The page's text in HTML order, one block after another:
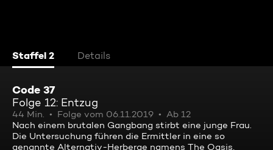
Staffel 2 Details
Code 37
Folge 12: Entzug
44 Min. Folge vom 06.11.2019
Ab 12
Nach einem brutalen Gangbang stirbt eine junge Frau.
Die Untersuchung führen die Ermittler in eine so
genannte Alternativ-Herberge namens The Oasis,